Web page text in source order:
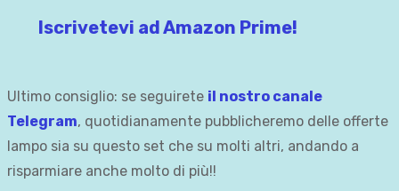
Iscrivetevi ad Amazon Prime!
Ultimo consiglio: se seguirete il nostro canale
Telegram, quotidianamente pubblicheremo delle offerte
lampo sia su questo set che su molti altri, andando a
risparmiare anche molto di più!!